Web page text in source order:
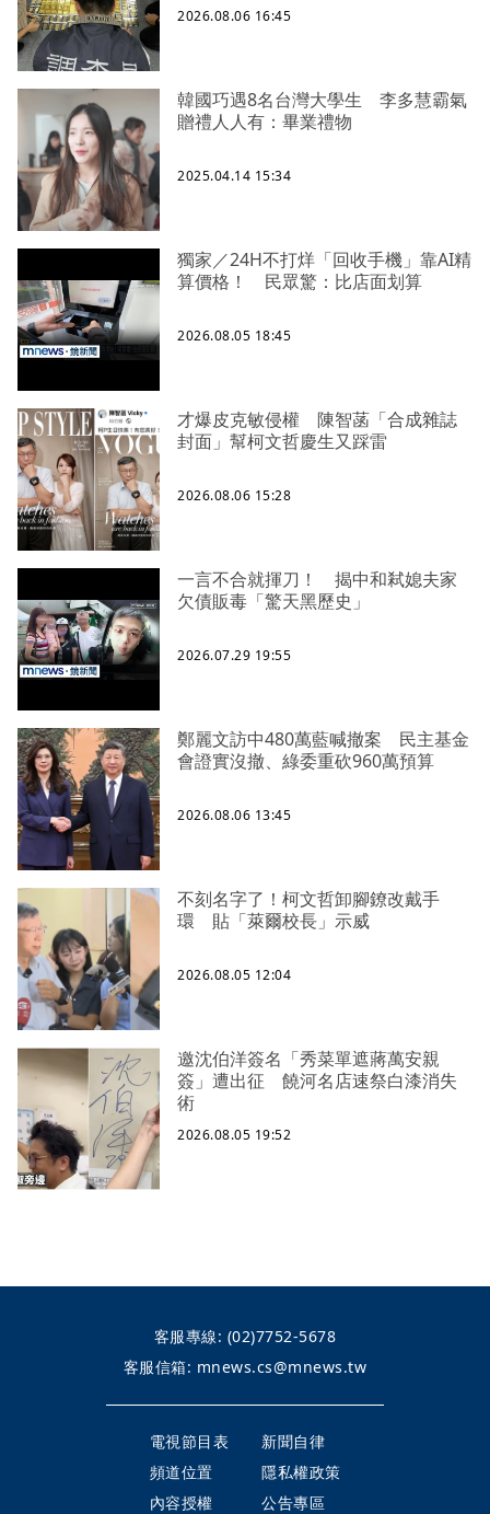
2026.08.06 16:45
韓國巧遇8名台灣大學生 李多慧霸氣
贈禮人人有：畢業禮物
2025.04.14 15:34
獨家／24H不打烊「回收手機」靠AI精
算價格！ 民眾驚：比店面划算
2026.08.05 18:45
才爆皮克敏侵權 陳智菡「合成雜誌
封面」幫柯文哲慶生又踩雷
2026.08.06 15:28
一言不合就揮刀！ 揭中和弒媳夫家
欠債販毒「驚天黑歷史」
2026.07.29 19:55
鄭麗文訪中480萬藍喊撤案 民主基金
會證實沒撤、綠委重砍960萬預算
2026.08.06 13:45
不刻名字了！柯文哲卸腳鐐改戴手
環 貼「萊爾校長」示威
2026.08.05 12:04
邀沈伯洋簽名「秀菜單遮蔣萬安親
簽」遭出征 饒河名店速祭白漆消失
術
2026.08.05 19:52
客服專線: (02)7752-5678
客服信箱: mnews.cs@mnews.tw
電視節目表
新聞自律
頻道位置
隱私權政策
內容授權
公告專區